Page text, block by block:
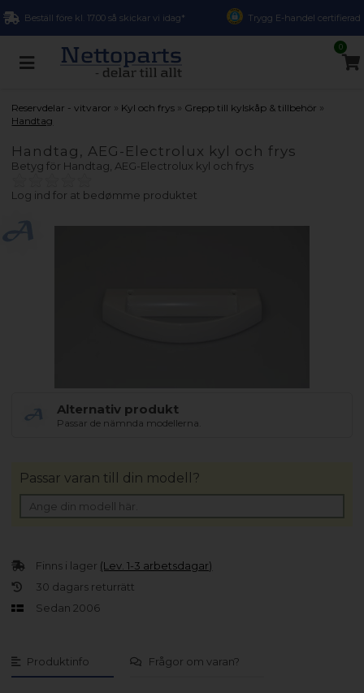
Beställ före kl. 17.00 så skickar vi idag* Trygg E-handel certifierad
0
Reservdelar - vitvaror » Kyl och frys » Grepp till kylskåp & tillbehör »
Handtag
Handtag, AEG-Electrolux kyl och frys
Betyg för Handtag, AEG-Electrolux kyl och frys
Log ind for at bedømme produktet
Alternativ produkt
Passar de nämnda modellerna.
Produktinfo Frågor om varan?
Finns i lager (Lev. 1-3 arbetsdagar)
30 dagars returrätt
Sedan 2006
Passar varan till din modell?